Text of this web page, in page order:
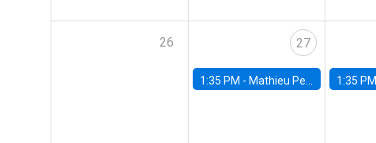
26 27
1:35 PM - Mathieu Pedemonte, IDB 1:35